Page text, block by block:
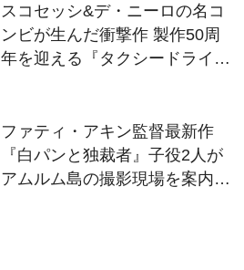
スコセッシ&デ・ニーロの名コ
ンビが生んだ衝撃作 製作50周
年を迎える『タクシードライバ
ファティ・アキン監督最新作
『白パンと独裁者』子役2人が
アムルム島の撮影現場を案内！